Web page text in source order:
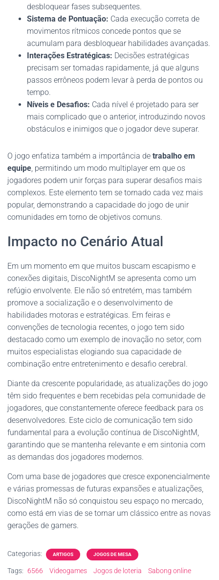
desbloquear fases subsequentes.
Sistema de Pontuação: Cada execução correta de
movimentos rítmicos concede pontos que se
acumulam para desbloquear habilidades avançadas.
Interações Estratégicas: Decisões estratégicas
precisam ser tomadas rapidamente, já que alguns
passos errôneos podem levar à perda de pontos ou
tempo.
Níveis e Desafios: Cada nível é projetado para ser
mais complicado que o anterior, introduzindo novos
obstáculos e inimigos que o jogador deve superar.
O jogo enfatiza também a importância de trabalho em
equipe, permitindo um modo multiplayer em que os
jogadores podem unir forças para superar desafios mais
complexos. Este elemento tem se tornado cada vez mais
popular, demonstrando a capacidade do jogo de unir
comunidades em torno de objetivos comuns.
Impacto no Cenário Atual
Em um momento em que muitos buscam escapismo e
conexões digitais, DiscoNightM se apresenta como um
refúgio envolvente. Ele não só entretém, mas também
promove a socialização e o desenvolvimento de
habilidades motoras e estratégicas. Em feiras e
convenções de tecnologia recentes, o jogo tem sido
destacado como um exemplo de inovação no setor, com
muitos especialistas elogiando sua capacidade de
combinação entre entretenimento e desafio cerebral.
Diante da crescente popularidade, as atualizações do jogo
têm sido frequentes e bem recebidas pela comunidade de
jogadores, que constantemente oferece feedback para os
desenvolvedores. Este ciclo de comunicação tem sido
fundamental para a evolução contínua de DiscoNightM,
garantindo que se mantenha relevante e em sintonia com
as demandas dos jogadores modernos.
Com uma base de jogadores que cresce exponencialmente
e várias promessas de futuras expansões e atualizações,
DiscoNightM não só conquistou seu espaço no mercado,
como está em vias de se tornar um clássico entre as novas
gerações de gamers.
Categorias: ARTIGOS JOGOS DE MESA
Tags: 6566 Videogames Jogos de loteria Sabong online